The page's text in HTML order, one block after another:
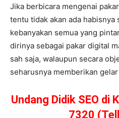
Jika berbicara mengenai
tentu tidak akan ada habisnya
kebanyakan semua yang
dirinya sebagai pakar digital
sah saja, walaupun secara
seharusnya memberikan
Undang Didik SEO
7320